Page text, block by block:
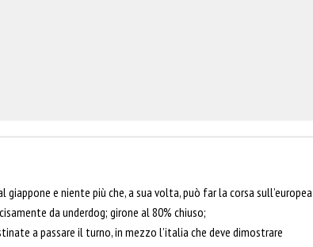
e niente più che, a sua volta, può far la corsa sull’europea
da underdog; girone al 80% chiuso;
a passare il turno, in mezzo l’italia che deve dimostrare